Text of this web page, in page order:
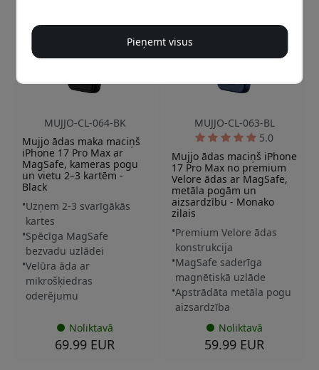
MUJJO-CL-064-BK
Mujjo ādas maka maciņš
iPhone 17 Pro Max ar
MagSafe, kameras pogu
un vietu 2–3 kartēm -
Black
Uzņem 2-3 svarīgākās
kartes
Spēcīga MagSafe
bezvadu uzlādei
Velūra āda ar
mikrošķiedras
oderējumu
Noliktavā
69.99 EUR
MUJJO-CL-063-BL
5.0
Mujjo ādas maciņš iPhone
17 Pro Max no premium
Velore ādas ar MagSafe,
metāla pogām un
aizsardzību - Monako
zilais
Premium Velore ādas
konstrukcija
MagSafe saderīga
magnētiskā uzlāde
Apstrādāta metāla pogu
aizsardzība
Noliktavā
59.99 EUR
Pieņemt visus